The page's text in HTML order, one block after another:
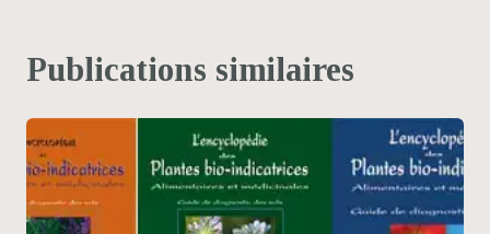
Publications similaires